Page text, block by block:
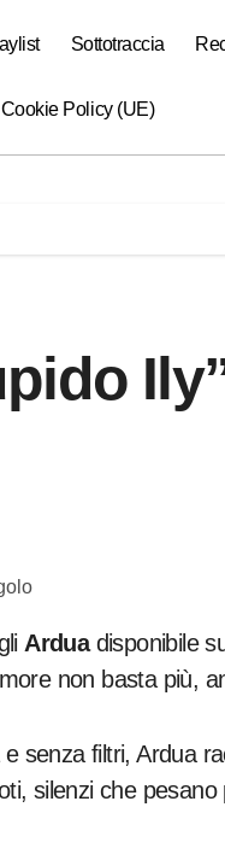
Sottotraccia
Cookie Policy (UE)
Arduadisponibile
non basta più,
senza filtri, Ardua
silenzi che